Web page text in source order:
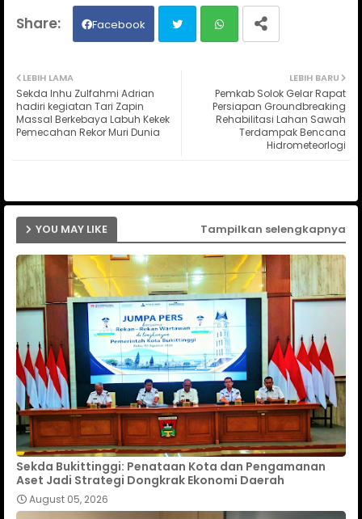
Facebook
ats
LEBIH BARU
Pemkab Solok Gelar Rapat
Persiapan Groundbreaking
Rehabilitasi Lahan Sawah
Terdampak Bencana
Hidrometeorlogi
LEBIH LAMA
Sekda Inhu Zulfahmi Adrian
hadiri kegiatan Tari Zapin
Massal Berkebaya Labuh Kekek
Pemecahan Rekor Muri Dunia
YOU MAY LIKE Tampilkan selengkapnya
Sekda Bukittinggi: Penataan Kota dan Pengamanan
Aset Jadi Strategi Dongkrak Ekonomi Daerah
August 05, 2026